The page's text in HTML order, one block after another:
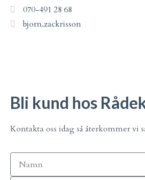
070-491 28 68
bjorn.zackrisson
Bli kund hos
Kontakta oss idag så återkommer vi